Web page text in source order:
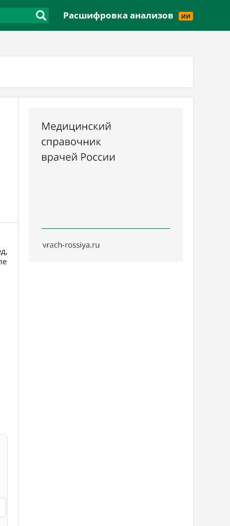
Расшифровка анализов ИИ